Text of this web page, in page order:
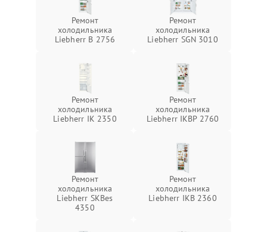
Ремонт
холодильника
Liebherr B 2756
Ремонт
холодильника
Liebherr SGN 3010
Ремонт
холодильника
Liebherr IK 2350
Ремонт
холодильника
Liebherr IKBP 2760
Ремонт
холодильника
Liebherr SKBes
4350
Ремонт
холодильника
Liebherr IKB 2360